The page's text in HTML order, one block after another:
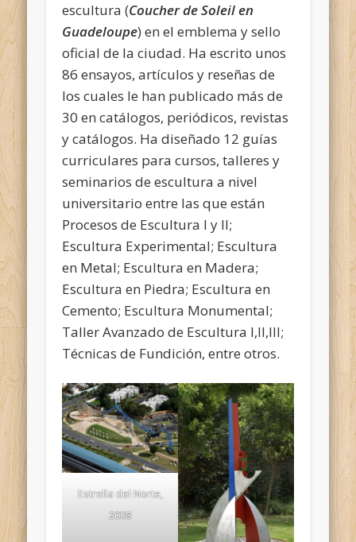
escultura (Coucher de Soleil en
Guadeloupe) en el emblema y sello
oficial de la ciudad. Ha escrito unos
86 ensayos, artículos y reseñas de
los cuales le han publicado más de
30 en catálogos, periódicos, revistas
y catálogos. Ha diseñado 12 guías
curriculares para cursos, talleres y
seminarios de escultura a nivel
universitario entre las que están
Procesos de Escultura I y II;
Escultura Experimental; Escultura
en Metal; Escultura en Madera;
Escultura en Piedra; Escultura en
Cemento; Escultura Monumental;
Taller Avanzado de Escultura I,II,III;
Técnicas de Fundición, entre otros.
Estrella del Norte,
2008